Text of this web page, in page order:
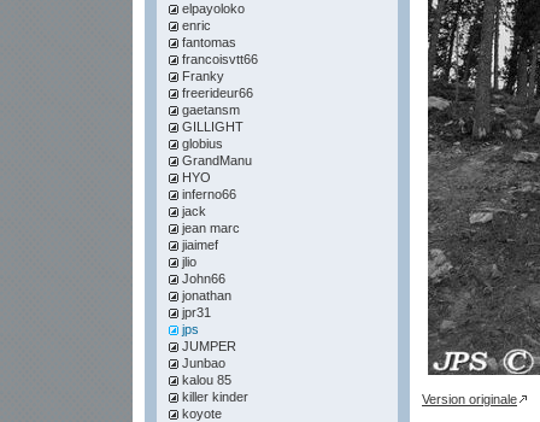
elpayoloko
enric
fantomas
francoisvtt66
Franky
freerideur66
gaetansm
GILLIGHT
globius
GrandManu
HYO
inferno66
jack
jean marc
jiaimef
jlio
John66
jonathan
jpr31
jps
JUMPER
Junbao
kalou 85
killer kinder
koyote
Version originale